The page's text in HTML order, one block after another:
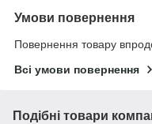
Умови повернення
Повернення товару
Всі умови повернення
Подібні товари